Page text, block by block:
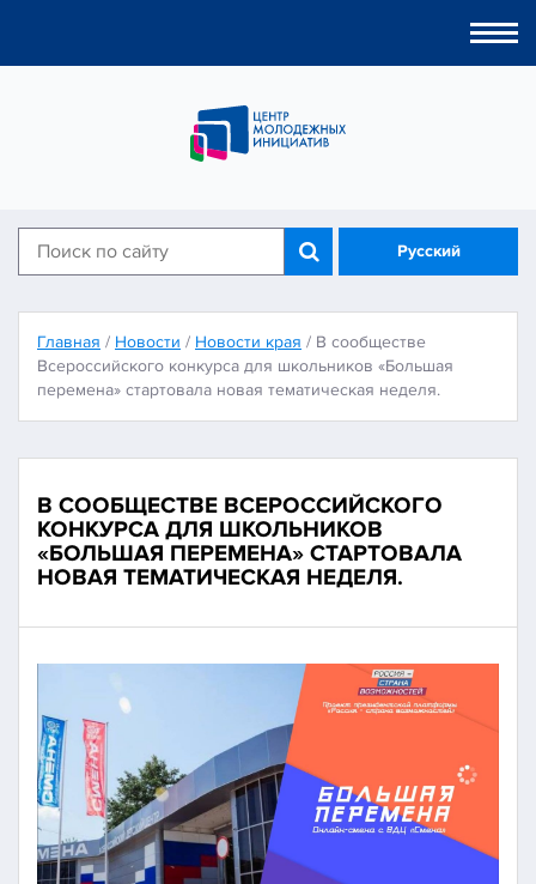
Русский
Главная / Новости / Новости края / В сообществе
Всероссийского конкурса для школьников «Большая
перемена» стартовала новая тематическая неделя.
В СООБЩЕСТВЕ ВСЕРОССИЙСКОГО
КОНКУРСА ДЛЯ ШКОЛЬНИКОВ
«БОЛЬШАЯ ПЕРЕМЕНА» СТАРТОВАЛА
НОВАЯ ТЕМАТИЧЕСКАЯ НЕДЕЛЯ.